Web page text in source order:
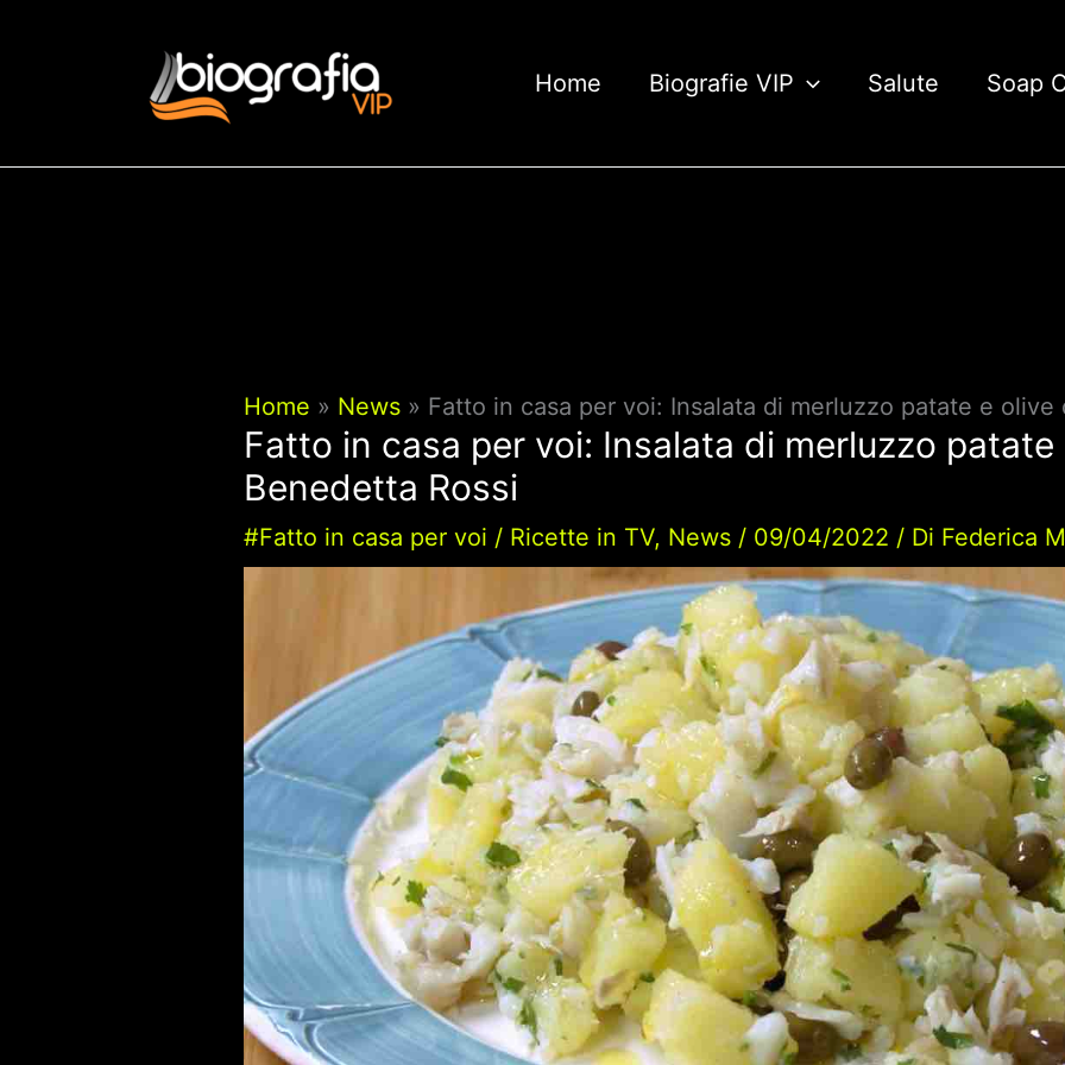
Home Biografie VIP Salute Soap
Home News Fatto in casa per voi: Insalata di merluzzo patate e olive
Fatto in casa per voi: Insalata di merluzzo patate
Benedetta Rossi
#Fatto in casa per voi / Ricette in TV, News / 09/04/2022 / Di Federica